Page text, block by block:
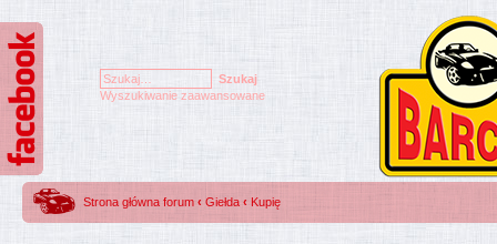
Wyszukiwanie zaawansowane
Strona główna forum ‹ Giełda ‹ Kupię